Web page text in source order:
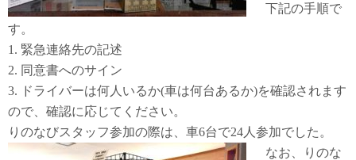
下記の手順で
す。
1. 緊急連絡先の記述
2. 同意書へのサイン
3.
ドライバーは何人いるか(車は何台あるか)を確認されます
ので、確認に応じてください。
りのなびスタッフ参加の際は、車6台で24 人参加でした。
なお、りのな